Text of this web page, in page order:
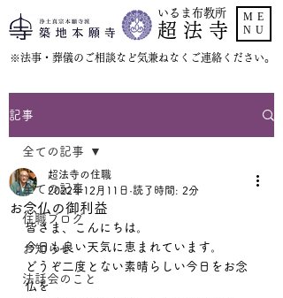
いるま布教所
超 法 寺
​※法事・葬儀のご相談など気兼ねなくご連絡ください。
ME
NU
記事
全ての記事
住職ブログ
お知らせ
法話会のこと
全ての記事
お念仏の御利益
超法寺の住職
2022年12月11日 読了時間: 2分
皆さま、こんにちは。
今日も良い天気に恵まれています。
どうぞ二度とない素晴らしい今日をお念
仏を